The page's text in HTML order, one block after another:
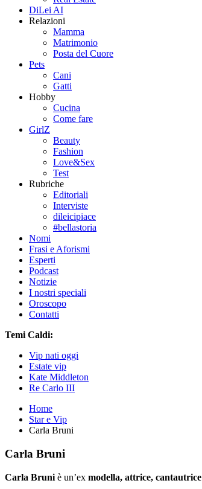
DiLei AI
Relazioni
Mamma
Matrimonio
Posta del Cuore
Pets
Cani
Gatti
Hobby
Cucina
Come fare
GirlZ
Beauty
Fashion
Love&Sex
Test
Rubriche
Editoriali
Interviste
dileicipiace
#bellastoria
Nomi
Frasi e Aforismi
Esperti
Podcast
Notizie
I nostri speciali
Oroscopo
Contatti
Temi Caldi:
Vip nati oggi
Estate vip
Kate Middleton
Re Carlo III
Home
Star e Vip
Carla Bruni
Carla Bruni
Carla Bruni è un’ex modella, attrice, cantautrice